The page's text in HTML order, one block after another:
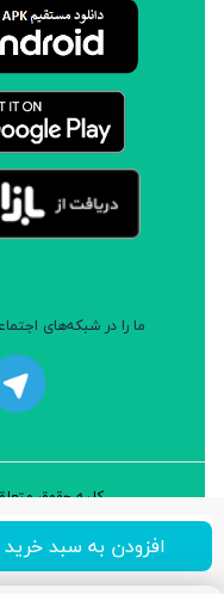
افزودن به سبد خرید
ما را در شبکه‌های
کلیه حقوق
طراحی و توسعه: شرکت داده